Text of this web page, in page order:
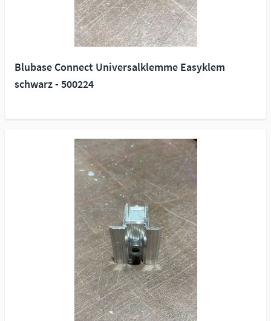
Blubase Connect Universalklemme Easyklem
schwarz - 500224